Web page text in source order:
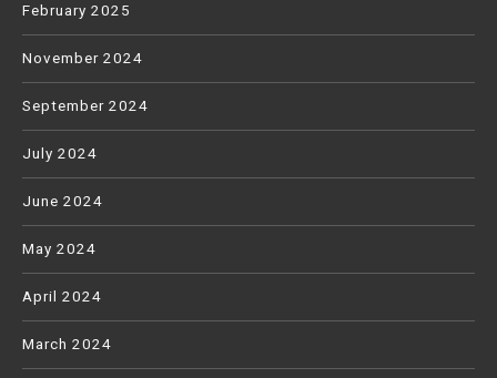
February 2025
November 2024
September 2024
July 2024
June 2024
May 2024
April 2024
March 2024